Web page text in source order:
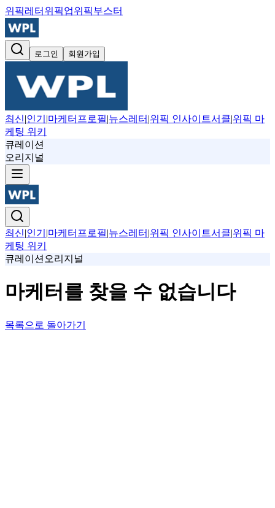
위픽레터 위픽업위픽부스터
로그인 회원가입
최신|인기 |마케터프로필|뉴스레터 |위픽 인사이트서클|위픽 마
케팅 위키
큐레이션
오리지널
최신|인기 |마케터프로필|뉴스레터 |위픽 인사이트서클|위픽 마
케팅 위키
큐레이션 오리지널
마케터를 찾을 수 없습니다
목록으로 돌아가기